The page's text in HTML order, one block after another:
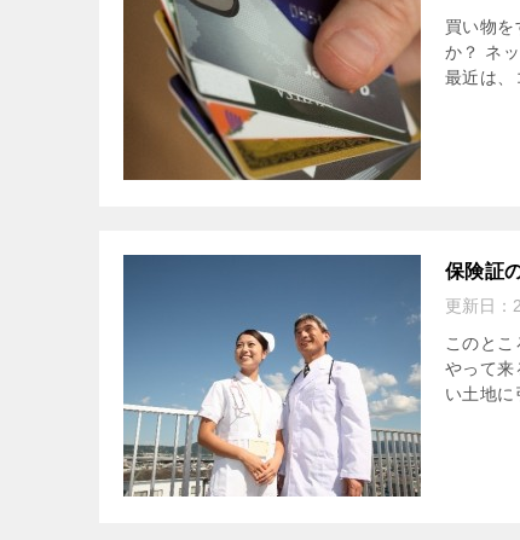
買い物
か？ ネ
最近は、
保険証
更新日：
このと
やって来
い土地